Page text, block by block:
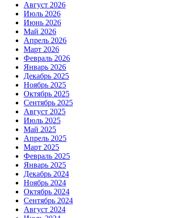
Август 2026
Июль 2026
Июнь 2026
Май 2026
Апрель 2026
Март 2026
Февраль 2026
Январь 2026
Декабрь 2025
Ноябрь 2025
Октябрь 2025
Сентябрь 2025
Август 2025
Июль 2025
Май 2025
Апрель 2025
Март 2025
Февраль 2025
Январь 2025
Декабрь 2024
Ноябрь 2024
Октябрь 2024
Сентябрь 2024
Август 2024